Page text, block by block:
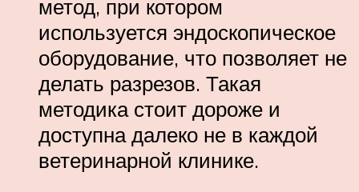
метод, при котором
используется эндоскопическое
оборудование, что позволяет не
делать разрезов. Такая
методика стоит дороже и
доступна далеко не в каждой
ветеринарной клинике.